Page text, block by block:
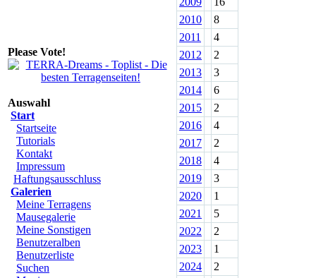
Please Vote!
Auswahl
Start
Startseite
Tutorials
Kontakt
Impressum
Haftungsausschluss
Galerien
Meine Terragens
Mausegalerie
Meine Sonstigen
Benutzeralben
Benutzerliste
Suchen
2010
8
2011
4
2012
2
2013
3
2014
6
2015
2
2016
4
2017
2
2018
4
2019
3
2020
1
2021
5
2022
2
2023
1
2024
2